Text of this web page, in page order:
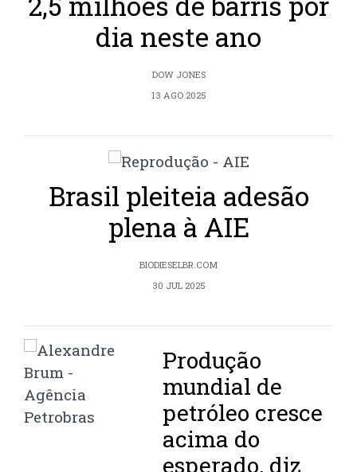
dia neste ano
DOW JONES
13 AGO 2025
Brasil pleiteia adesão
plena à AIE
BIODIESELBR.COM
30 JUL 2025
Produção
mundial de
petróleo cresce
acima do
esperado, diz